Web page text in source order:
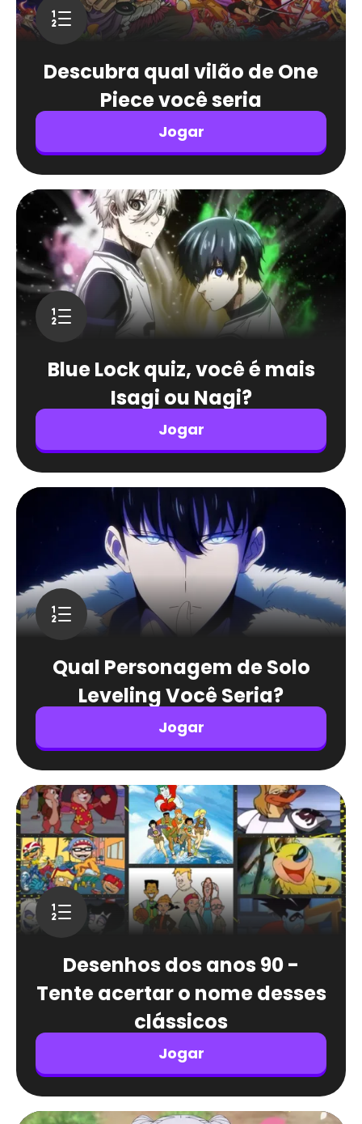
Descubra qual vilão de One
Piece você seria
Jogar
Blue Lock quiz, você é mais
Isagi ou Nagi?
Jogar
Qual Personagem de Solo
Leveling Você Seria?
Jogar
Desenhos dos anos 90 -
Tente acertar o nome desses
clássicos
Jogar